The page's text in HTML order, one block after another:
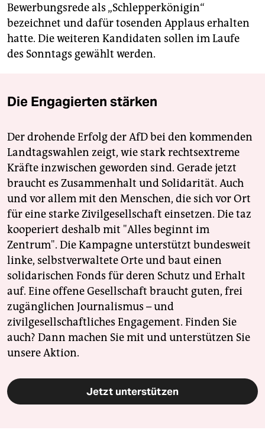
Bewerbungsrede als „Schlepperkönigin“
bezeichnet und dafür tosenden Applaus erhalten
hatte. Die weiteren Kandidaten sollen im Laufe
des Sonntags gewählt werden.
Die Engagierten stärken
Der drohende Erfolg der AfD bei den kommenden
Landtagswahlen zeigt, wie stark rechtsextreme
Kräfte inzwischen geworden sind. Gerade jetzt
braucht es Zusammenhalt und Solidarität. Auch
und vor allem mit den Menschen, die sich vor Ort
für eine starke Zivilgesellschaft einsetzen. Die taz
kooperiert deshalb mit "Alles beginnt im
Zentrum". Die Kampagne unterstützt bundesweit
linke, selbstverwaltete Orte und baut einen
solidarischen Fonds für deren Schutz und Erhalt
auf. Eine offene Gesellschaft braucht guten, frei
zugänglichen Journalismus – und
zivilgesellschaftliches Engagement. Finden Sie
auch? Dann machen Sie mit und unterstützen Sie
unsere Aktion.
Jetzt unterstützen